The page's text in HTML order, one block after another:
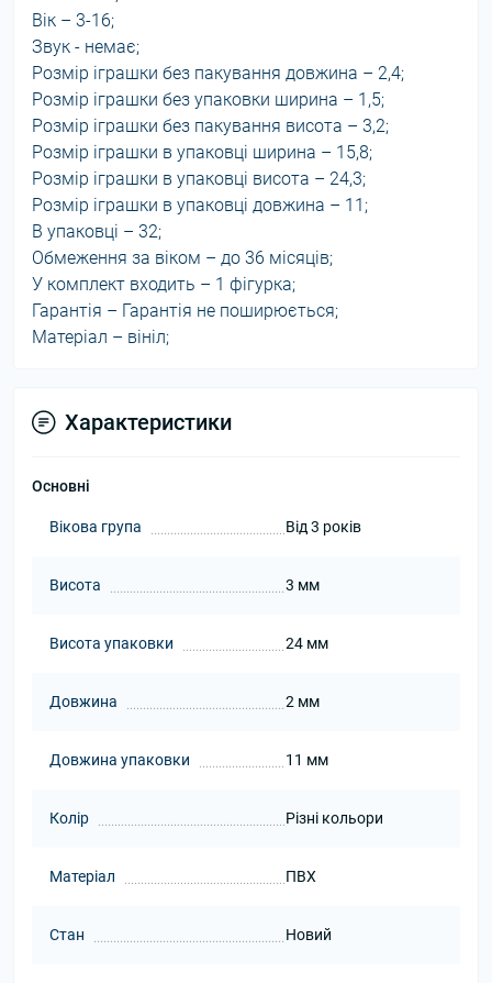
Вік – 3-16;
Звук - немає;
Розмір іграшки без пакування довжина – 2,4;
Розмір іграшки без упаковки ширина – 1,5;
Розмір іграшки без пакування висота – 3,2;
Розмір іграшки в упаковці ширина – 15,8;
Розмір іграшки в упаковці висота – 24,3;
Розмір іграшки в упаковці довжина – 11;
В упаковці – 32;
Обмеження за віком – до 36 місяців;
У комплект входить – 1 фігурка;
Гарантія – Гарантія не поширюється;
Матеріал – вініл;
Характеристики
Основні
Вікова група Від 3 років
Висота 3 мм
Висота упаковки 24 мм
Довжина 2 мм
Довжина упаковки 11 мм
Колір Різні кольори
Матеріал ПВХ
Стан Новий